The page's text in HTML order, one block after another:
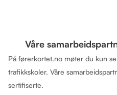
Våre
På førerkortet.no møter du kun
trafikkskoler. Våre
sertifiserte.